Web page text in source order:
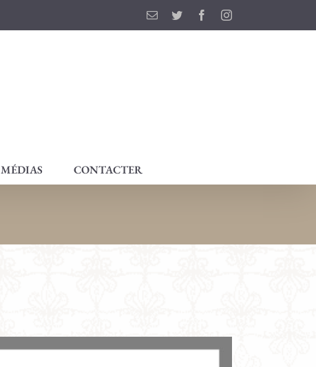
EmailTwitter FacebookInstagram
MÉDIAS CONTACTER